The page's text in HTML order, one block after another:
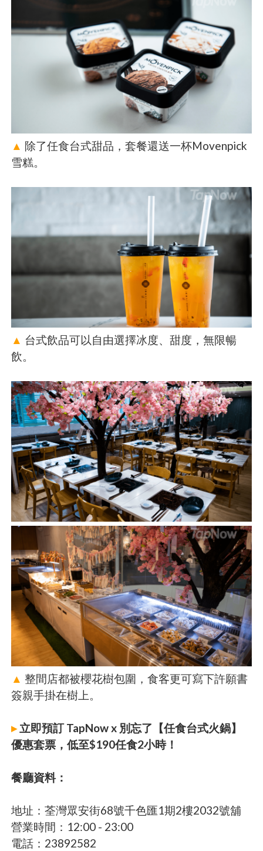
▲ 除了任食台式甜品，套餐還送一杯Movenpick
雪糕。
▲ 台式飲品可以自由選擇冰度、甜度，無限暢
飲。
▲ 整間店都被櫻花樹包圍，食客更可寫下許願書
簽親手掛在樹上。
▸立即預訂 TapNow x 別忘了【任食台式火鍋】
優惠套票，低至$190任食2小時！
餐廳資料：
地址：荃灣眾安街68號千色匯1期2樓2032號舖
營業時間：12:00 - 23:00
電話：23892582